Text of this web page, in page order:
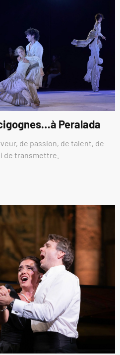
Peralada
de passion, de talent, de
de transmettre.